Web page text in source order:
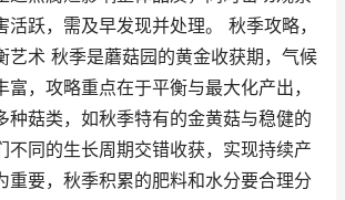
活跃，需及早发现并处理。 秋季攻略，
艺术 秋季是蘑菇园的黄金收获期，气候
富，攻略重点在于平衡与最大化产出，
种菇类，如秋季特有的金黄菇与稳健的
不同的生长周期交错收获，实现持续产
重要，秋季积累的肥料和水分要合理分